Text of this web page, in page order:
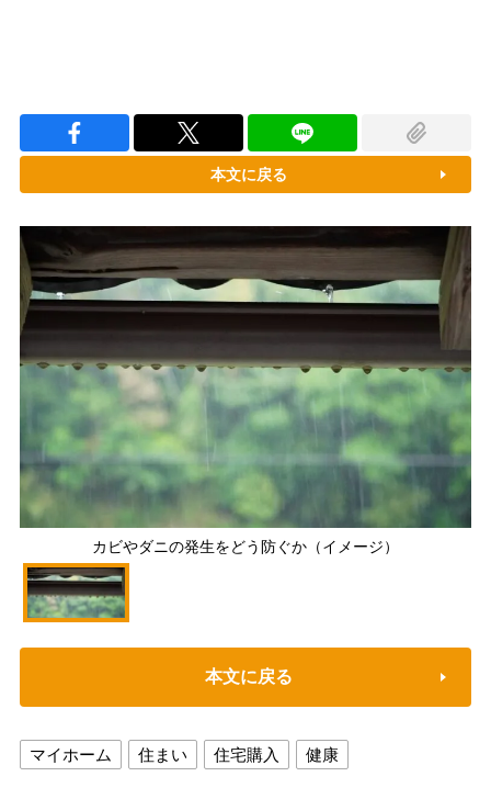
本文に戻る
カビやダニの発生をどう防ぐか（イメージ）
本文に戻る
マイホーム 住まい 住宅購入 健康